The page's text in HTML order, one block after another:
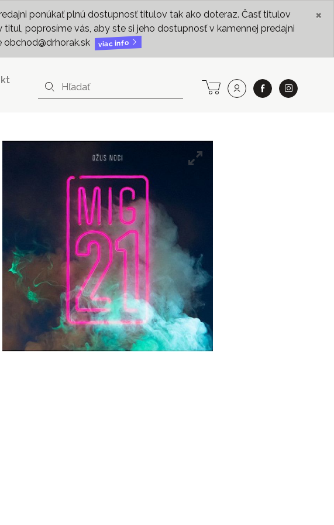
ponúkať plnú dostupnosť titulov tak ako doteraz. Časť titulov
poprosíme vás, aby ste si jeho dostupnosť v kamennej predajni
viac info
×